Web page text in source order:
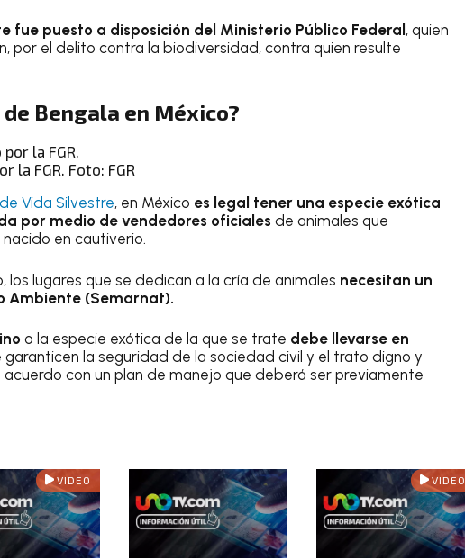
fue puesto a disposición del Ministerio Público Federal, quien
por el delito contra la biodiversidad, contra quien resulte
Bengala en México?
la FGR. Foto: FGR
Vida Silvestre, en México es legal tener una especie exótica
por medio de vendedores oficiales de animales que
en cautiverio.
lugares que se dedican a la cría de animales necesitan un
Ambiente (Semarnat).
o la especie exótica de la que se trate debe llevarse en
garanticen la seguridad de la sociedad civil y el trato digno y
con un plan de manejo que deberá ser previamente
VIDEO VIDEO